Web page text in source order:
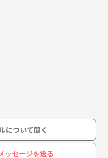
てから
キープしているつもりです!)
について聞く
ッセージを送る